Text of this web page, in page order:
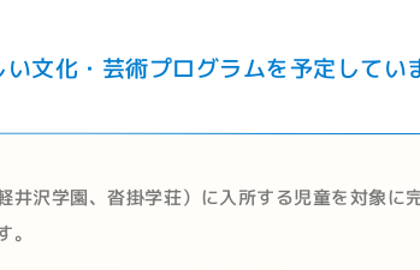
文化・芸術プログラムを予定してい
沢学園、沓掛学荘）に入所する児童を対象に